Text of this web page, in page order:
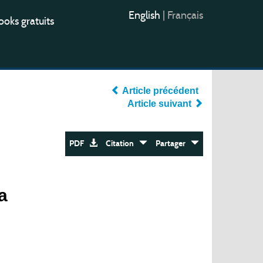
gratuits English Français
Article précédent
Article suivant
PDF Citation Partager